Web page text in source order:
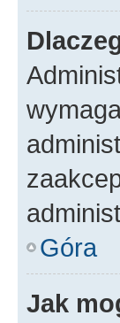
Góra
Jak